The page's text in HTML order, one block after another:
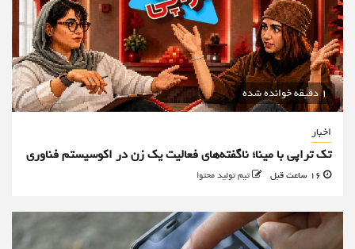
1 دقیقه خوانده شده
اخبار
تک تراپی با مینا؛ ناگفته‌های فعالیت یک زن در اکوسیستم فناوری
تیم تولید محتوا